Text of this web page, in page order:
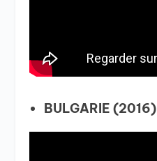
BULGARIE (2016)